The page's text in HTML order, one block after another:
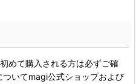
めて購入される方は必ずご確
いてmagi公式ショップおよび